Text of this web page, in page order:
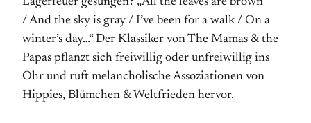
/ And the sky is gray / I’ve been for a walk / On a
winter’s day…“ Der Klassiker von The Mamas & the
Papas pflanzt sich freiwillig oder unfreiwillig ins
Ohr und ruft melancholische Assoziationen von
Hippies, Blümchen & Weltfrieden hervor.